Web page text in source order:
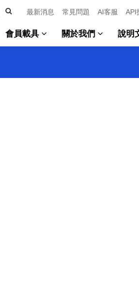
最新消息 常見問題 AI客服 API
會員載具 關於我們 說明